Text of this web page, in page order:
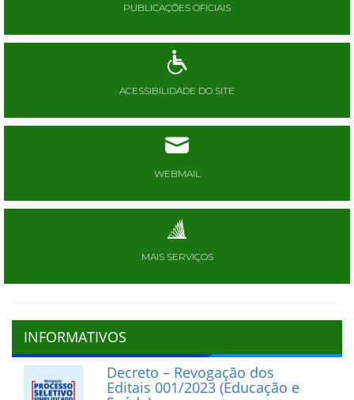
PUBLICAÇÕES OFICIAIS
ACESSIBILIDADE DO SITE
WEBMAIL
MAIS SERVIÇOS
INFORMATIVOS
Decreto – Revogação dos
Editais 001/2023 (Educação e